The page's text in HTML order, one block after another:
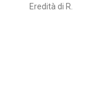
Eredità di R.